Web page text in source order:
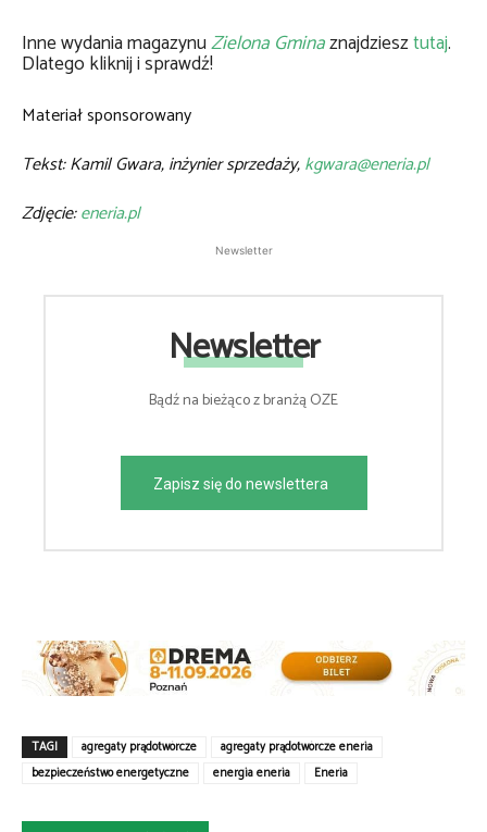
Inne wydania magazynuZielona Gminaznajdziesztutaj.
Dlatego kliknij i sprawdź!
Materiał sponsorowany
Tekst: Kamil Gwara, inżynier sprzedaży,kgwara@eneria.pl
Zdjęcie:eneria.pl
Newsletter
Newsletter
Bądź na bieżąco z branżą OZE
Zapisz się do newslettera
TAGI agregaty prądotwórcze
agregaty prądotwórcze eneria
bezpieczeństwo energetyczne
energia eneria Eneria